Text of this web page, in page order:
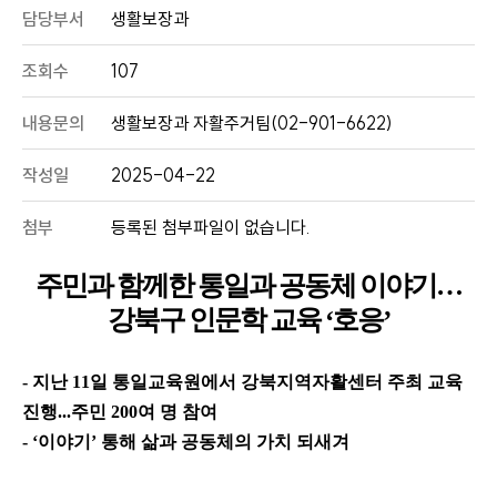
담당부서 생활보장과
조회수 107
내용문의 생활보장과 자활주거팀(02-901-6622)
작성일 2025-04-22
첨부 등록된 첨부파일이 없습니다.
주민과 함께한 통일과 공동체 이야기 …
강북구 인문학 교육‘호응’
- 지난 11일 통일교육원에서 강북지역자활센터 주최 교육
진행...주민 200여 명 참여
- ‘이야기 ’ 통해 삶과 공동체의 가치 되새겨